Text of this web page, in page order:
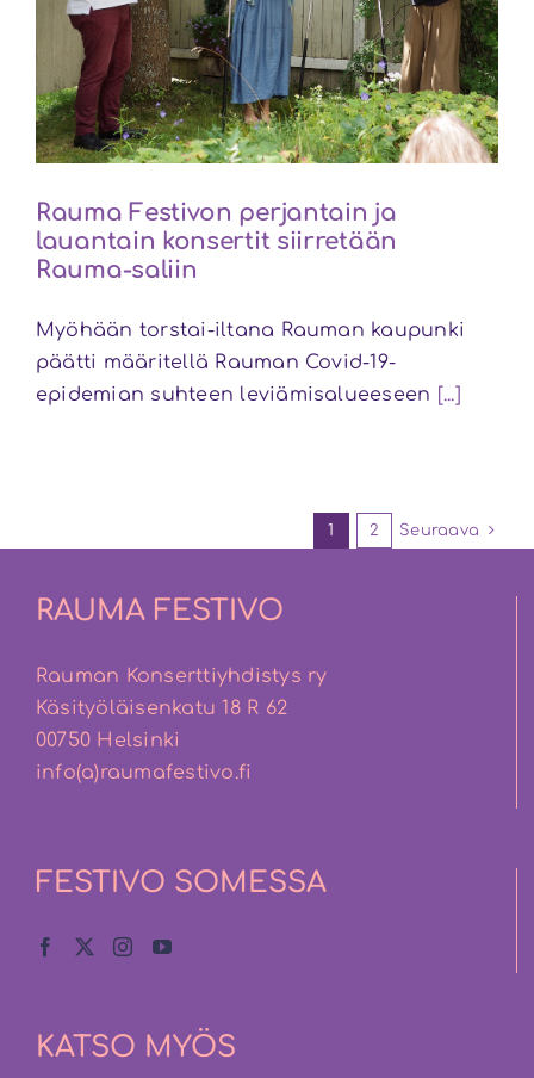
Rauma Festivon perjantain ja
lauantain konsertit siirretään
Rauma-saliin
Myöhään torstai-iltana Rauman kaupunki
päätti määritellä Rauman Covid-19-
epidemian suhteen leviämisalueeseen [...]
1 2 Seuraava
RAUMA FESTIVO
Rauman Konserttiyhdistys ry
Käsityöläisenkatu 18 R 62
00750 Helsinki
info(a)raumafestivo.fi
FESTIVO SOMESSA
KATSO MYÖS